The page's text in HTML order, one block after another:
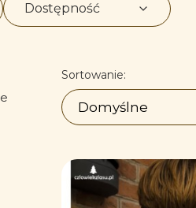
Dostępność
Lista
Sortowanie:
Domyślne